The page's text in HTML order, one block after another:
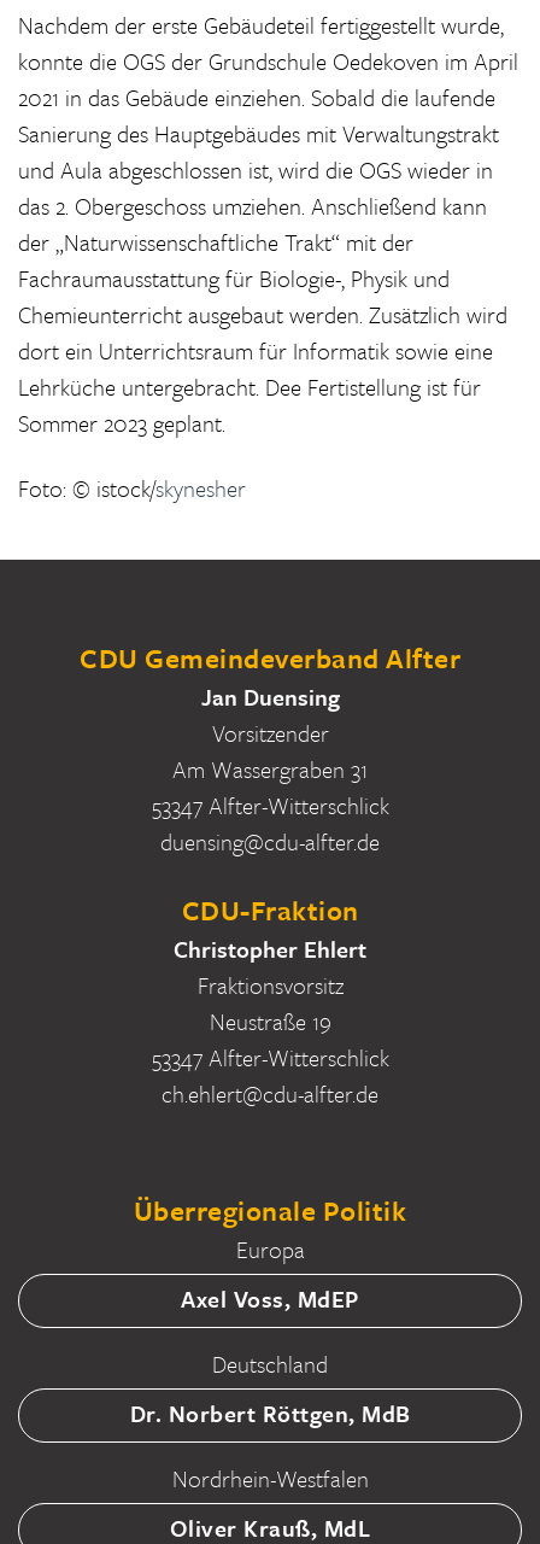
Nachdem der erste Gebäudeteil fertiggestellt wurde,
konnte die OGS der Grundschule Oedekoven im April
2021 in das Gebäude einziehen. Sobald die laufende
Sanierung des Hauptgebäudes mit Verwaltungstrakt
und Aula abgeschlossen ist, wird die OGS wieder in
das 2. Obergeschoss umziehen. Anschließend kann
der „Naturwissenschaftliche Trakt“ mit der
Fachraumausstattung für Biologie-, Physik und
Chemieunterricht ausgebaut werden. Zusätzlich wird
dort ein Unterrichtsraum für Informatik sowie eine
Lehrküche untergebracht. Dee Fertistellung ist für
Sommer 2023 geplant.
Foto: © istock/skynesher
CDU Gemeindeverband Alfter
Jan Duensing
Vorsitzender
Am Wassergraben 31
53347 Alfter-Witterschlick
duensing@cdu-alfter.de
CDU-Fraktion
Christopher Ehlert
Fraktionsvorsitz
Neustraße 19
53347 Alfter-Witterschlick
ch.ehlert@cdu-alfter.de
Überregionale Politik
Europa
Axel Voss, MdEP
Deutschland
Dr. Norbert Röttgen, MdB
Nordrhein-Westfalen
Oliver Krauß, MdL